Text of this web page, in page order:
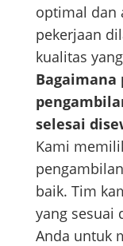
optimal dan
pekerjaan
kualitas
Bagaimana
selesai
Kami
baik. Tim
yang sesuai
Anda untuk